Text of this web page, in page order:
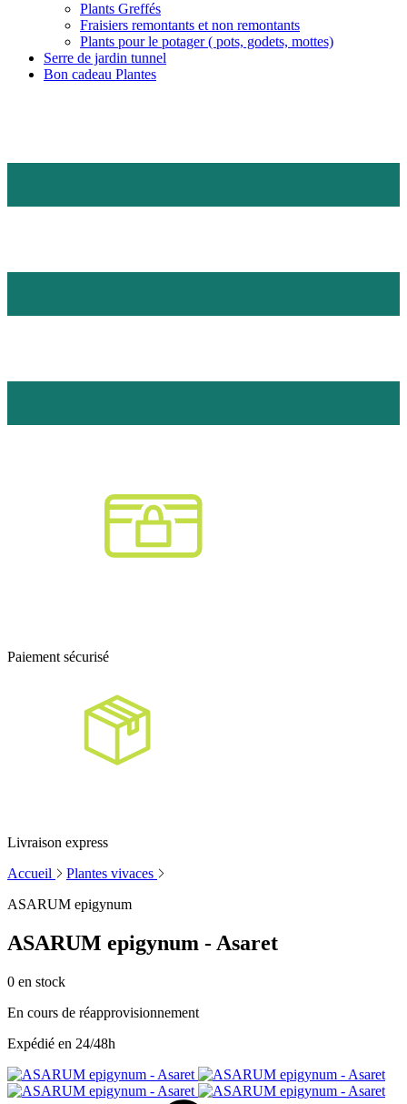
Plants Greffés
Fraisiers remontants et non remontants
Plants pour le potager ( pots, godets, mottes)
Serre de jardin tunnel
Bon cadeau Plantes
Paiement sécurisé
Livraison express
Accueil
Plantes vivaces
ASARUM epigynum
ASARUM epigynum - Asaret
0 en stock
En cours de réapprovisionnement
Expédié en 24/48h